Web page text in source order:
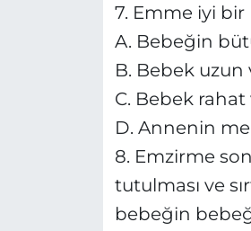
7. Emme iyi
A. Bebeğin
B. Bebek
C. Bebek
D. Annenin
8. Emzirme
tutulması ve
bebeğin